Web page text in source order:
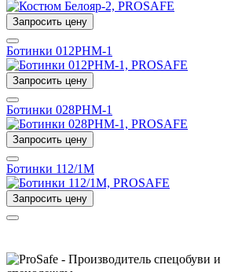
Запросить цену
Ботинки 012РНМ-1
Запросить цену
Ботинки 028РНМ-1
Запросить цену
Ботинки 112/1М
Запросить цену